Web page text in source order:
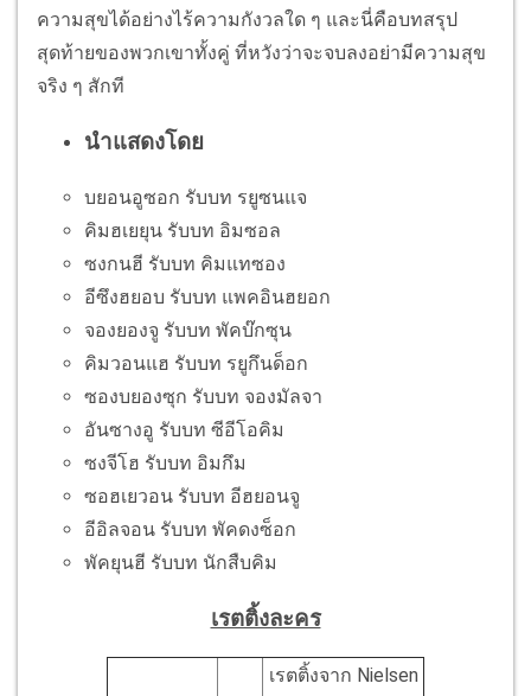
ความสุขได้อย่างไร้ความกังวลใด ๆ และนี่คือบทสรุป
สุดท้ายของพวกเขาทั้งคู่ ที่หวังว่าจะจบลงอย่ามีความสุข
จริง ๆ สักที
นำแสดงโดย
บยอนอูซอก รับบท รยูซนแจ
คิมฮเยยุน รับบท อิมซอล
ซงกนฮี รับบท คิมแทซอง
อีซึงฮยอบ รับบท แพคอินฮยอก
จองยองจู รับบท พัคบ๊กซุน
คิมวอนแฮ รับบท รยูกึนด็อก
ซองบยองซุก รับบท จองมัลจา
อันซางอู รับบท ซีอีโอคิม
ซงจีโฮ รับบท อิมกึม
ซอฮเยวอน รับบท อีฮยอนจู
อีอิลจอน รับบท พัคดงซ็อก
พัคยุนฮี รับบท นักสืบคิม
เรตติ้งละคร
เรตติ้งจาก Nielsen